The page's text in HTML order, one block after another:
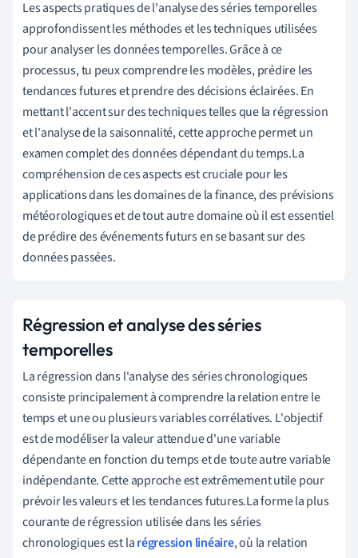
Les aspects pratiques de l'analyse des séries temporelles
approfondissent les méthodes et les techniques utilisées
pour analyser les données temporelles. Grâce à ce
processus, tu peux comprendre les modèles, prédire les
tendances futures et prendre des décisions éclairées. En
mettant l'accent sur des techniques telles que la régression
et l'analyse de la saisonnalité, cette approche permet un
examen complet des données dépendant du temps.La
compréhension de ces aspects est cruciale pour les
applications dans les domaines de la finance, des prévisions
météorologiques et de tout autre domaine où il est essentiel
de prédire des événements futurs en se basant sur des
données passées.
Régression et analyse des séries
temporelles
La régression dans l'analyse des séries chronologiques
consiste principalement à comprendre la relation entre le
temps et une ou plusieurs variables corrélatives. L'objectif
est de modéliser la valeur attendue d'une variable
dépendante en fonction du temps et de toute autre variable
indépendante. Cette approche est extrêmement utile pour
prévoir les valeurs et les tendances futures.La forme la plus
courante de régression utilisée dans les séries
chronologiques est larégression linéaire, où la relation